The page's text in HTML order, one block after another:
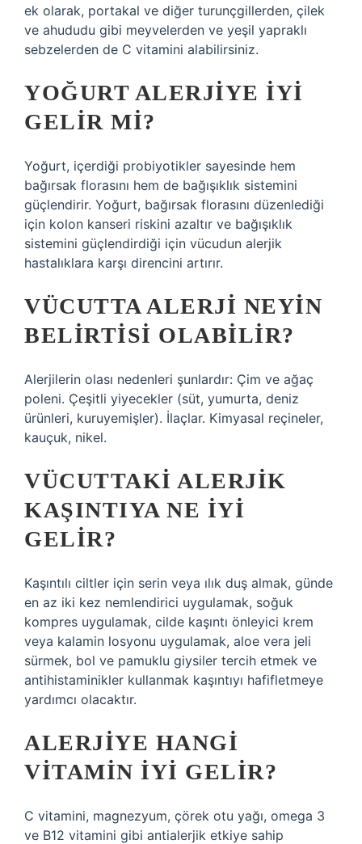
ek olarak, portakal ve diğer turunçgillerden, çilek
ve ahududu gibi meyvelerden ve yeşil yapraklı
sebzelerden de C vitamini alabilirsiniz.
YOĞURT ALERJIYE IYI
GELIR MI?
Yoğurt, içerdiği probiyotikler sayesinde hem
bağırsak florasını hem de bağışıklık sistemini
güçlendirir. Yoğurt, bağırsak florasını düzenlediği
için kolon kanseri riskini azaltır ve bağışıklık
sistemini güçlendirdiği için vücudun alerjik
hastalıklara karşı direncini artırır.
VÜCUTTA ALERJI NEYIN
BELIRTISI OLABILIR?
Alerjilerin olası nedenleri şunlardır: Çim ve ağaç
poleni. Çeşitli yiyecekler (süt, yumurta, deniz
ürünleri, kuruyemişler). İlaçlar. Kimyasal reçineler,
kauçuk, nikel.
VÜCUTTAKI ALERJIK
KAŞINTIYA NE IYI
GELIR?
Kaşıntılı ciltler için serin veya ılık duş almak, günde
en az iki kez nemlendirici uygulamak, soğuk
kompres uygulamak, cilde kaşıntı önleyici krem ​​
veya kalamin losyonu uygulamak, aloe vera jeli
sürmek, bol ve pamuklu giysiler tercih etmek ve
antihistaminikler kullanmak kaşıntıyı hafifletmeye
yardımcı olacaktır.
ALERJIYE HANGI
VITAMIN IYI GELIR?
C vitamini, magnezyum, çörek otu yağı, omega 3
ve B12 vitamini gibi antialerjik etkiye sahip